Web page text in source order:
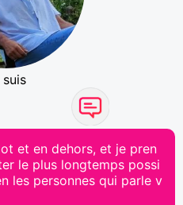
et en dehors, et je pren
le plus longtemps possi
les personnes qui parle v